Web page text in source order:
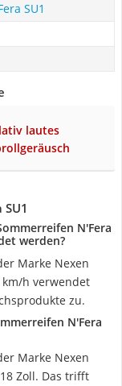
SU1
lautes
N'Fera
werden?
Marke Nexen
h verwendet
zu.
N'Fera
Marke Nexen
Zoll. Das trifft